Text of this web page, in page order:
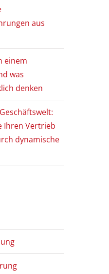
aus
einem
was
denken
Ihren Vertrieb
dynamische